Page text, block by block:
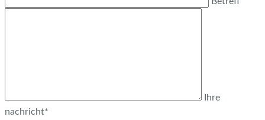
Ihre
nachricht*